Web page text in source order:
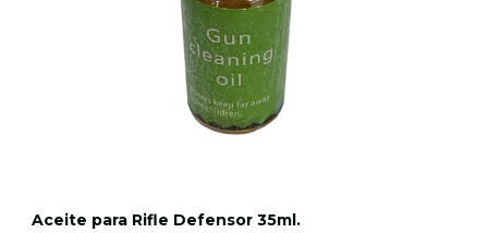
Aceite para Rifle Defensor 35ml.